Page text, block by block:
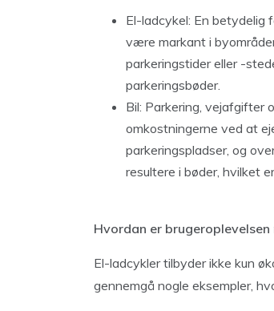
El-ladcykel: En
være markant i
parkeringstider eller -
parkeringsbøder.
Bil: Parkering, vejafgifter
omkostningerne ved at
parkeringspladser, og
resultere i bøder, hvilket
Hvordan er
El-ladcykler tilbyder ikke kun
gennemgå nogle eksempler,